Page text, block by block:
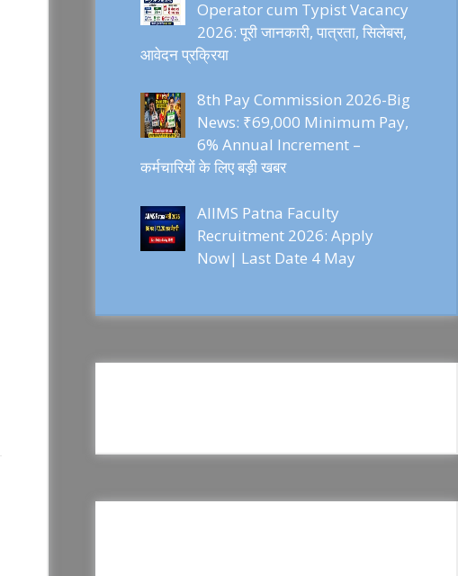
Operator cum Typist Vacancy
2026: पूरी जानकारी, पात्रता, सिलेबस,
आवेदन प्रक्रिया
8th Pay Commission 2026-Big
News: ₹69,000 Minimum Pay,
6% Annual Increment –
कर्मचारियों के लिए बड़ी खबर
AIIMS Patna Faculty
Recruitment 2026: Apply
Now| Last Date 4 May